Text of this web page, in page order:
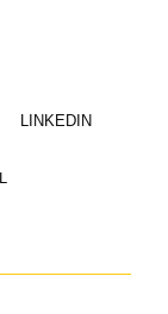
LINKEDIN